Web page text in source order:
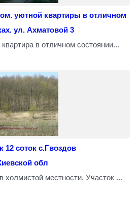
уютной квартиры в отличном
ул. Ахматовой 3
в отличном состоянии...
соток с.Гвоздов
обл
холмистой местности. Участок ...